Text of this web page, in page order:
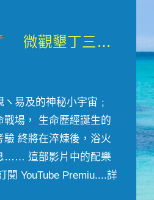
微觀墾丁三部曲 重生....
易及的神秘小宇宙﹔
戰場， 生命歷經誕生的
驗 終將在淬煉後，浴火
…… 這部影片中的配樂
閱 YouTube Premiu....詳